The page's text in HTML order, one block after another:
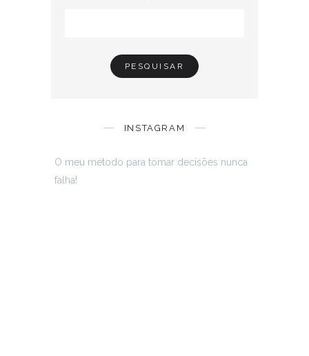
INSTAGRAM
O meu método para tomar decisões nunca
falha!